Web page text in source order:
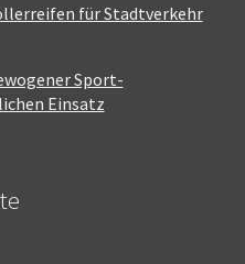
für Stadtverkehr
Sport-
Einsatz